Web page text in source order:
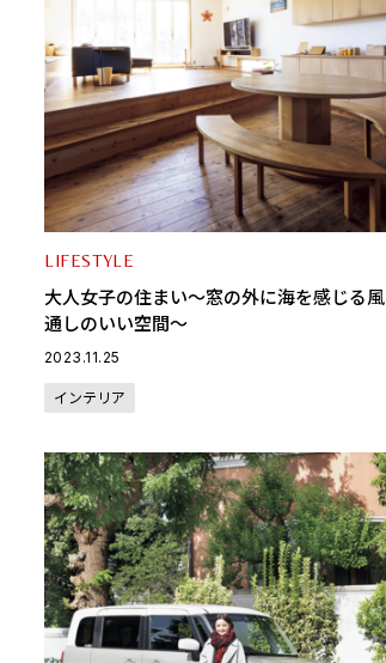
LIFESTYLE
大人女子の住まい～窓の外に海を感じる風
通しのいい空間～
2023.11.25
インテリア